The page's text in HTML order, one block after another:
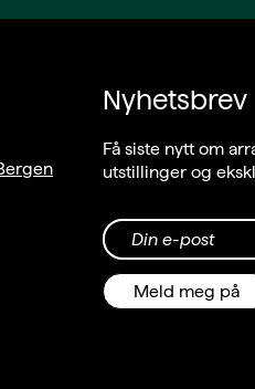
Nyhetsbrev
Få siste nytt om
utstillinger og
Din e-post
Meld meg på